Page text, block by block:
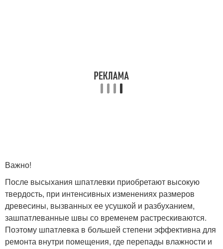
Важно!
После высыхания шпатлевки приобретают высокую
твердость, при интенсивных изменениях размеров
древесины, вызванных ее усушкой и разбуханием,
зашпатлеванные швы со временем растрескиваются.
Поэтому шпатлевка в большей степени эффективна для
ремонта внутри помещения, где перепады влажности и